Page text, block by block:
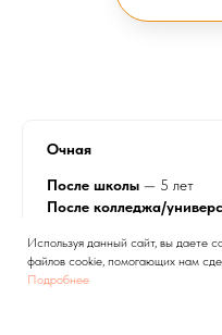
Очная
После школы — 5 лет
После колледжа/
Очно-заочная, заочная,
Используя данный сайт, вы даете
файлов cookie, помогающих нам
Подробнее